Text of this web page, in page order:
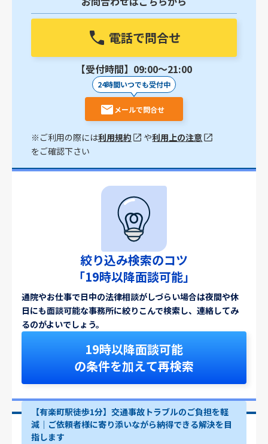
電話で問合せ
【受付時間】09:00〜21:00
24時間いつでも受付中
メールで問合せ
※ご利用の際には利用規約 や利用上の注意
をご確認下さい
絞り込み検索のコツ
「19時以降面談可能」
通院やお仕事で日中の法律相談がしづらい場合は夜間や休
日にも面談可能な事務所に絞りこんで検索し、連絡してみ
るのがよいでしょう。
19時以降面談可能
の条件を加えて再検索
【有楽町駅徒歩1分】交通事故トラブルのご負担を軽
減｜ご依頼者様に寄り添いながら納得できる解決を目
指します